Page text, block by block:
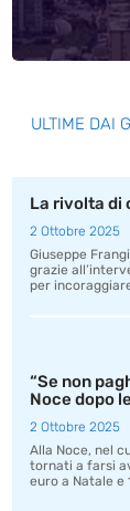
ULTIME DAI
La rivolta di
2 Ottobre 2025
Giuseppe
grazie
per
“Se non
Noce dopo
2 Ottobre 2025
Alla Noce, nel
tornati a farsi
euro a Natale e